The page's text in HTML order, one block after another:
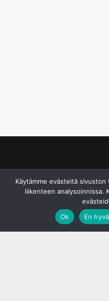
Käytämme evästeitä
liikenteen analysoinnissa.
Ok
En